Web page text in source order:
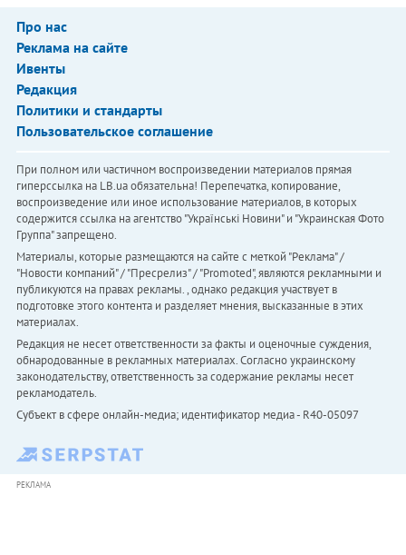
Про нас
Реклама на сайте
Ивенты
Редакция
Политики и стандарты
Пользовательское соглашение
При полном или частичном воспроизведении материалов прямая
гиперссылка на LB.ua обязательна! Перепечатка, копирование,
воспроизведение или иное использование материалов, в которых
содержится ссылка на агентство "Українськi Новини" и "Украинская Фото
Группа" запрещено.
Материалы, которые размещаются на сайте с меткой "Реклама" /
"Новости компаний" / "Пресрелиз" / "Promoted", являются рекламными и
публикуются на правах рекламы. , однако редакция участвует в
подготовке этого контента и разделяет мнения, высказанные в этих
материалах.
Редакция не несет ответственности за факты и оценочные суждения,
обнародованные в рекламных материалах. Согласно украинскому
законодательству, ответственность за содержание рекламы несет
рекламодатель.
Субъект в сфере онлайн-медиа; идентификатор медиа - R40-05097
РЕКЛАМА